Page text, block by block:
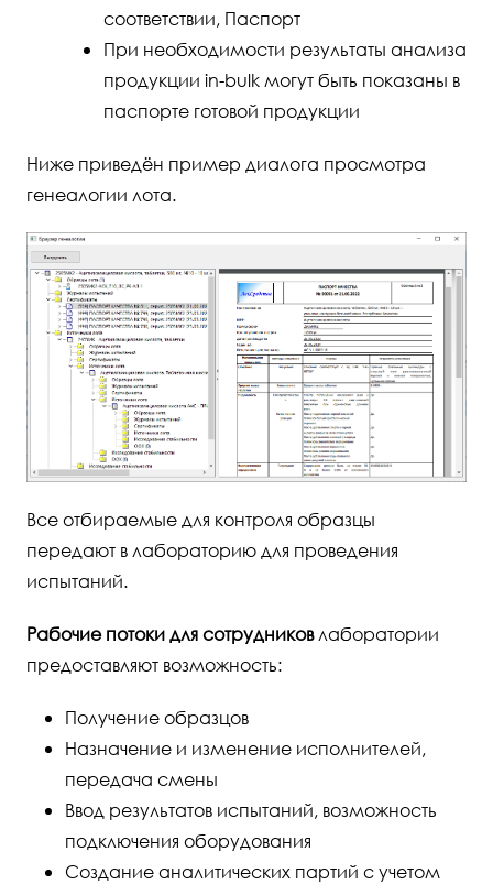
соответствии, Паспорт
При необходимости результаты анализа
продукции in-bulk могут быть показаны в
паспорте готовой продукции
Ниже приведён пример диалога просмотра
генеалогии лота.
Все отбираемые для контроля образцы
передают в лабораторию для проведения
испытаний.
Рабочие потоки для сотрудниковлаборатории
предоставляют возможность:
Получение образцов
Назначение и изменение исполнителей,
передача смены
Ввод результатов испытаний, возможность
подключения оборудования
Создание аналитических партий с учетом